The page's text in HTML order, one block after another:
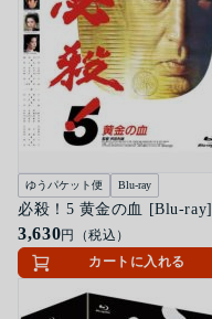
ゆうパケット便 Blu-ray
必殺！5 黄金の血 [Blu-ray]
3,630円（税込）
カートに入れる